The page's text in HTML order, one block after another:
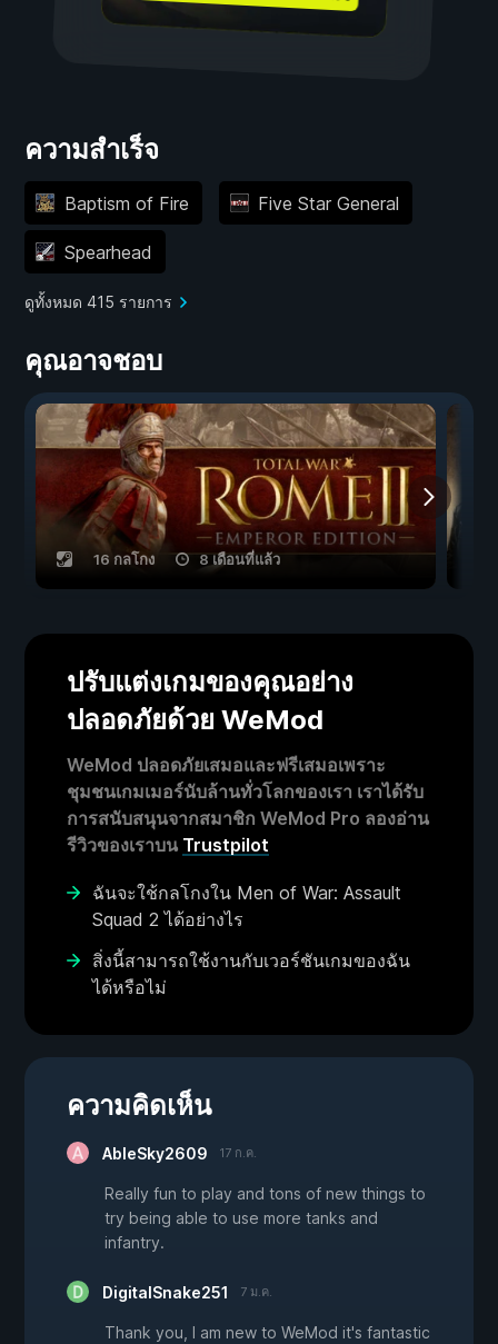
ความสำเร็จ
Baptism of Fire Five Star General
Spearhead
ดูทั้งหมด 415 รายการ
คุณอาจชอบ
16 กลโกง 8 เดือนที่แล้ว
ปรับแต่งเกมของคุณอย่าง
ปลอดภัยด้วย WeMod
WeMod ปลอดภัยเสมอและฟรีเสมอเพราะ
ชุมชนเกมเมอร์นับล้านทั่วโลกของเรา เราได้รับ
การสนับสนุนจากสมาชิก WeMod Pro ลองอ่าน
รีวิวของเราบน Trustpilot
ฉันจะใช้กลโกงใน Men of War: Assault
Squad 2 ได้อย่างไร
สิ่งนี้สามารถใช้งานกับเวอร์ชันเกมของฉัน
ได้หรือไม่
ความคิดเห็น
AbleSky2609 17 ก.ค.
Really fun to play and tons of new things to
try being able to use more tanks and
infantry.
DigitalSnake251 7 ม.ค.
Thank you, I am new to WeMod it's fantastic